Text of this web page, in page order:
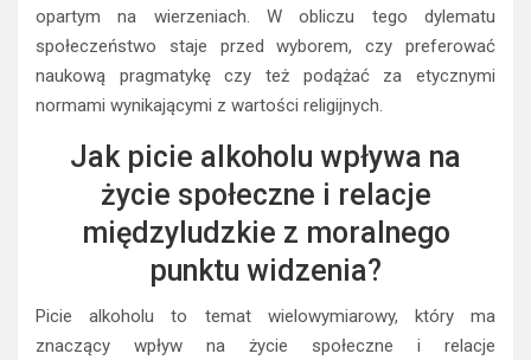
opartym na wierzeniach. W obliczu tego dylematu
społeczeństwo staje przed wyborem, czy preferować
naukową pragmatykę czy też podążać za etycznymi
normami wynikającymi z wartości religijnych.
Jak picie alkoholu wpływa na
życie społeczne i relacje
międzyludzkie z moralnego
punktu widzenia?
Picie alkoholu to temat wielowymiarowy, który ma
znaczący wpływ na życie społeczne i relacje